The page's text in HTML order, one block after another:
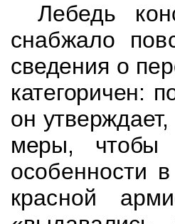
Лебедь
снабжало
сведения о
категоричен:
он
меры, чтобы
особенности
красной